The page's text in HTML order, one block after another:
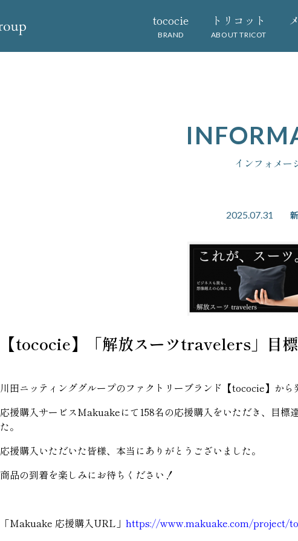
tococie
BRAND
トリコット
ABOUT TRICOT
インフォメー
2025.07.31
【tococie】「解放スーツtravelers」目
川田ニッティンググループのファクトリーブランド【tococie】か
応援購入サービスMakuakeにて158名の応援購入をいただき、目標
た。
応援購入いただいた皆様、本当にありがとうございました。
商品の到着を楽しみにお待ちください！
「Makuake 応援購入URL」 https://www.makuake.com/project/